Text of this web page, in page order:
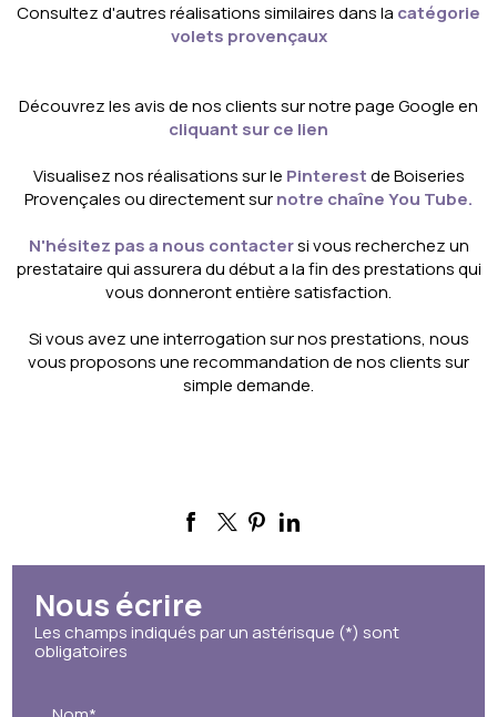
Consultez d'autres réalisations similaires dans la catégorie
volets provençaux
Découvrez les avis de nos clients sur notre page Google en
cliquant sur ce lien
Visualisez nos réalisations sur le Pinterestde Boiseries
Provençales ou directement surnotre chaîne You Tube.
N'hésitez pas a nous contactersi vous recherchez un
prestataire qui assurera du début a la fin des prestations qui
vous donneront entière satisfaction.
Si vous avez une interrogation sur nos prestations, nous
vous proposons une recommandation de nos clients sur
simple demande.
Nous écrire
Les champs indiqués par un astérisque (*) sont
obligatoires